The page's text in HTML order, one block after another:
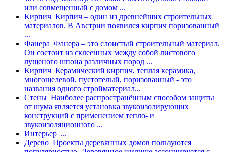
или совмещенный с домом ...
Кирпич Кирпич – один из древнейших строительных
материалов. В Австрии появился кирпич поризованный
...
Фанера Фанера – это слоистый строительный материал.
Он состоит из склеенных между собой листового
лущеного шпона различных пород ...
Кирпич Керамический кирпич, теплая керамика,
многощелевой, пустотелый, поризованный - это
названия одного стройматериал...
Стены Наиболее распространённым способом защиты
от шума является установка звукоизолирующих
конструкций с применением тепло- и
звукоизоляционного ...
Интерьер ...
Дерево Проекты деревянных домов пользуются